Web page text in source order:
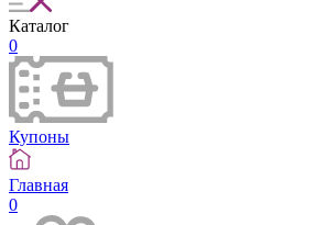
Каталог
0
Купоны
Главная
0